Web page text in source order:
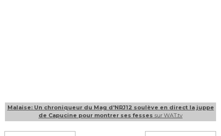
Malaise: Un chroniqueur du Mag d'NRJ12 soulève en direct la juppe
de Capucine pour montrer ses fesses sur WAT.tv